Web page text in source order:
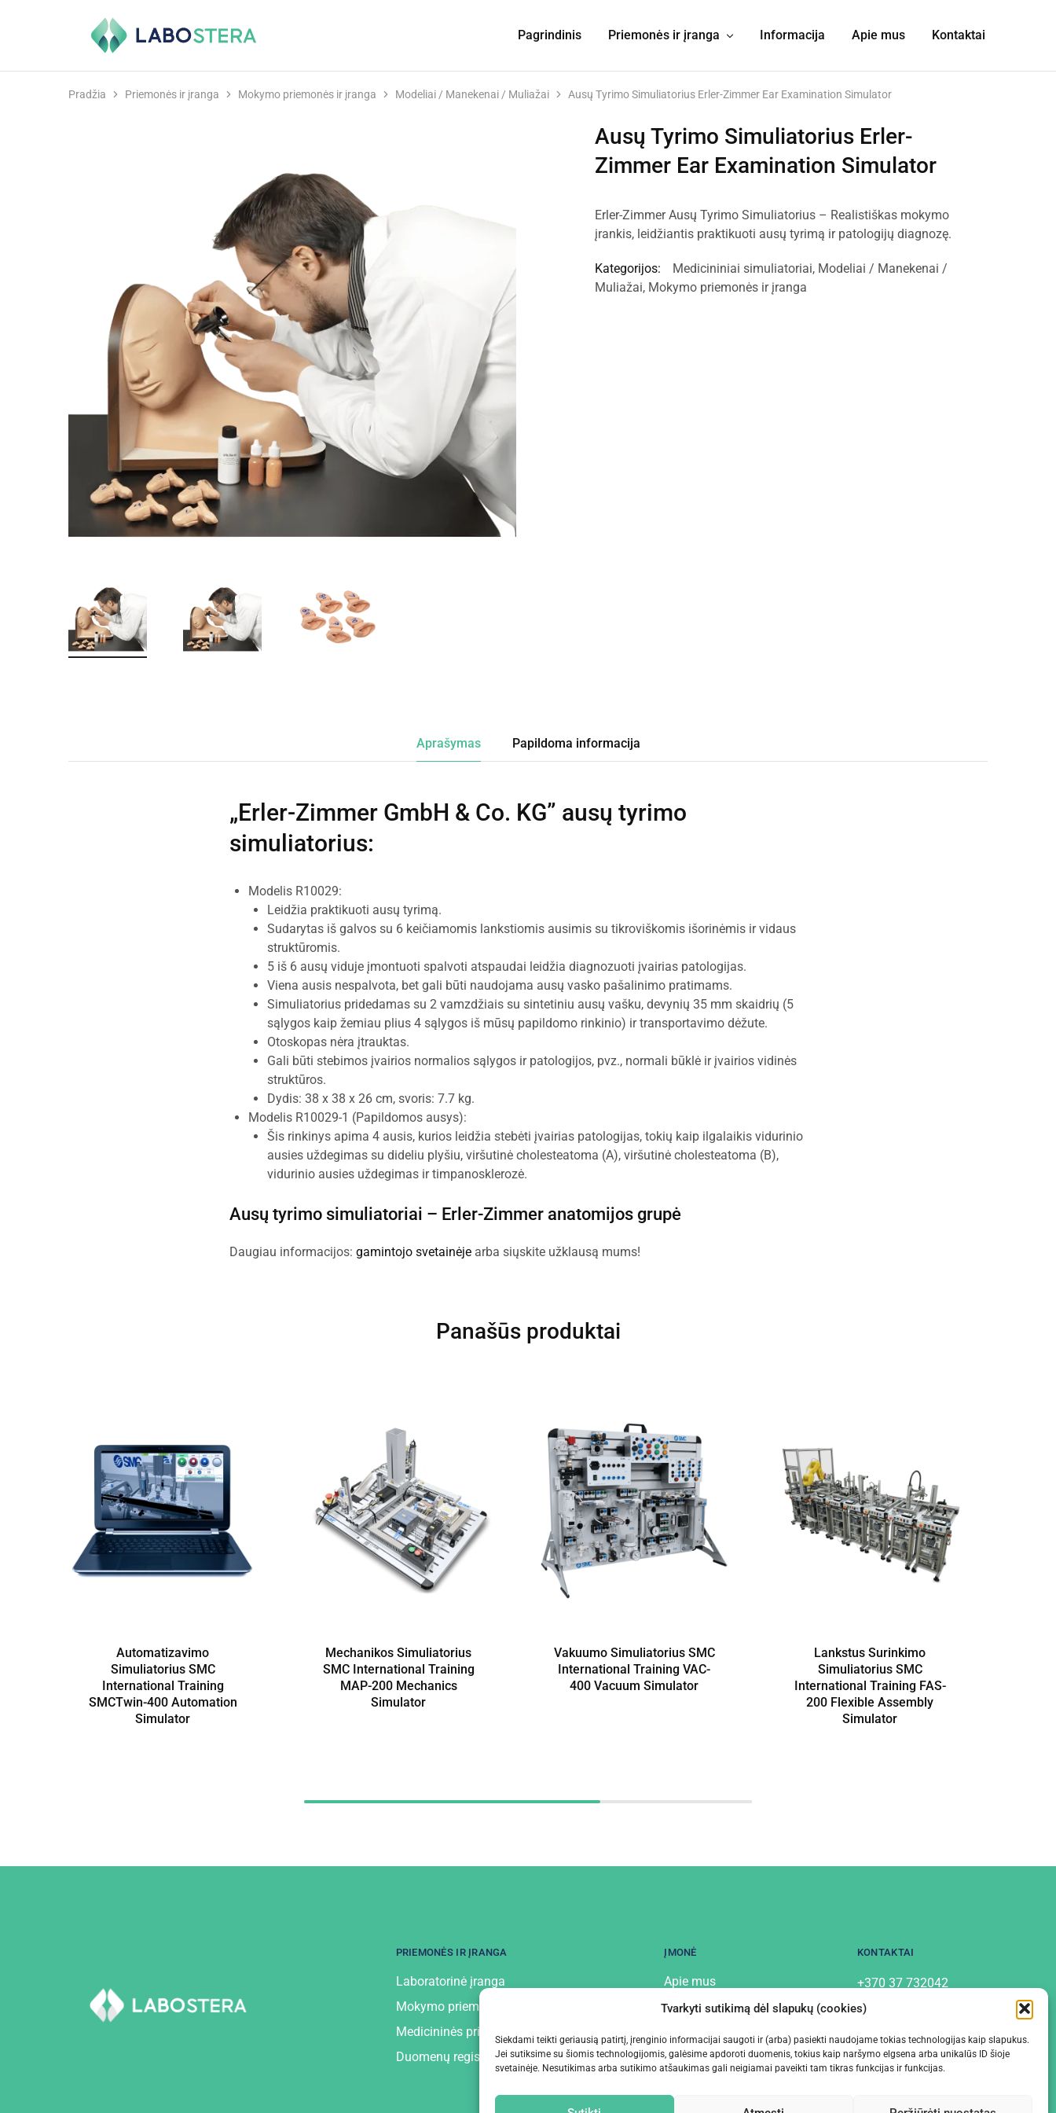
Tvarkyti sutikimą dėl slapukų (cookies)
Siekdami teikti geriausią patirtį, įrenginio informacijai saugoti ir (arba) pasiekti naudojame tokias technologijas kaip slapukus.
Jei sutiksime su šiomis technologijomis, galėsime apdoroti duomenis, tokius kaip naršymo elgsena arba unikalūs ID šioje
svetainėje. Nesutikimas arba sutikimo atšaukimas gali neigiamai paveikti tam tikras funkcijas ir funkcijas.
Labostera
Laboratorinė
Pagrindinis Priemonės ir įranga Informacija Apie mus Kontaktai
Pradžia Priemonės ir įranga Mokymo priemonės ir įranga Modeliai / Manekenai / Muliažai Ausų Tyrimo Simuliatorius Erler-Zimmer Ear Examination Simulator
Ausų Tyrimo Simuliatorius Erler-
Zimmer Ear Examination Simulator
Erler-Zimmer Ausų Tyrimo Simuliatorius – Realistiškas mokymo
įrankis, leidžiantis praktikuoti ausų tyrimą ir patologijų diagnozę.
Kategorijos: Medicininiai simuliatoriai, Modeliai / Manekenai /
Muliažai, Mokymo priemonės ir įranga
Aprašymas Papildoma informacija
„Erler-Zimmer GmbH & Co. KG” ausų tyrimo
simuliatorius:
Modelis R10029:
Leidžia praktikuoti ausų tyrimą.
Sudarytas iš galvos su 6 keičiamomis lankstiomis ausimis su tikroviškomis išorinėmis ir vidaus
struktūromis.
5 iš 6 ausų viduje įmontuoti spalvoti atspaudai leidžia diagnozuoti įvairias patologijas.
Viena ausis nespalvota, bet gali būti naudojama ausų vasko pašalinimo pratimams.
Simuliatorius pridedamas su 2 vamzdžiais su sintetiniu ausų vašku, devynių 35 mm skaidrių (5
sąlygos kaip žemiau plius 4 sąlygos iš mūsų papildomo rinkinio) ir transportavimo dėžute.
Otoskopas nėra įtrauktas.
Gali būti stebimos įvairios normalios sąlygos ir patologijos, pvz., normali būklė ir įvairios vidinės
struktūros.
Dydis: 38 x 38 x 26 cm, svoris: 7.7 kg.
Modelis R10029-1 (Papildomos ausys):
Šis rinkinys apima 4 ausis, kurios leidžia stebėti įvairias patologijas, tokių kaip ilgalaikis vidurinio
ausies uždegimas su dideliu plyšiu, viršutinė cholesteatoma (A), viršutinė cholesteatoma (B),
vidurinio ausies uždegimas ir timpanosklerozė.
Ausų tyrimo simuliatoriai – Erler-Zimmer anatomijos grupė
Daugiau informacijos: gamintojo svetainėje arba siųskite užklausą mums!
Panašūs produktai
Automatizavimo
Simuliatorius SMC
International Training
SMCTwin-400 Automation
Simulator
Mechanikos Simuliatorius
SMC International Training
MAP-200 Mechanics
Simulator
Vakuumo Simuliatorius SMC
International Training VAC-
400 Vacuum Simulator
Lankstus Surinkimo
Simuliatorius SMC
International Training FAS-
200 Flexible Assembly
Simulator
PRIEMONĖS IR ĮRANGA
Laboratorinė įranga
Mokymo priemonės ir įranga
Medicininės priemonės ir įranga
Duomenų registratoriai
ĮMONĖ
Apie mus
Kontaktai
KONTAKTAI
+370 37 732042
info@labostera.lt